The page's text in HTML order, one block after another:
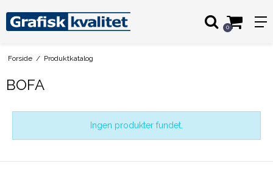
0
Forside / Produktkatalog
BOFA
Ingen produkter fundet.